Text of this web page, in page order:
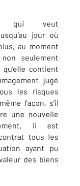
qui veut
jour où
au moment
seulement
contient
jugé
les risques
façon, s’il
une nouvelle
il est
tous les
ayant pu
des biens